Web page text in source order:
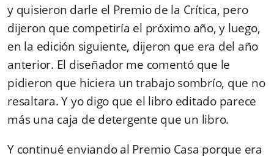
y quisieron darle el Premio de la Crítica, pero
dijeron que competiría el próximo año, y luego,
en la edición siguiente, dijeron que era del año
anterior. El diseñador me comentó que le
pidieron que hiciera un trabajo sombrío, que no
resaltara. Y yo digo que el libro editado parece
más una caja de detergente que un libro.
Y continué enviando al Premio Casa porque era